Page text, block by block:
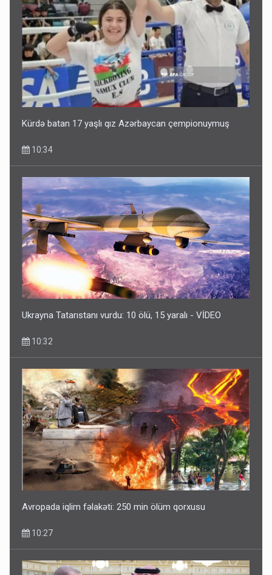
Kürdə batan 17 yaşlı qız Azərbaycan çempionuymuş
10:34
Ukrayna Tatarıstanı vurdu: 10 ölü, 15 yaralı - VİDEO
10:32
Avropada iqlim fəlakəti: 250 min ölüm qorxusu
10:27